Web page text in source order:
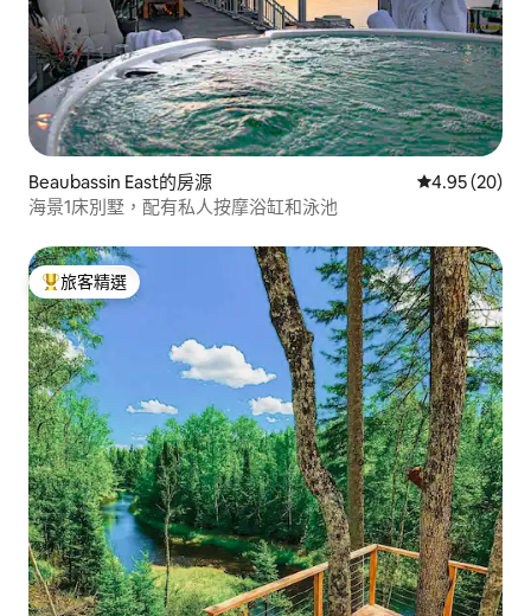
Beaubassin East的房源 從 20 則評價
4.95 (20)
海景1床別墅，配有私人按摩浴缸和泳池
旅客精選榜首
旅客精選